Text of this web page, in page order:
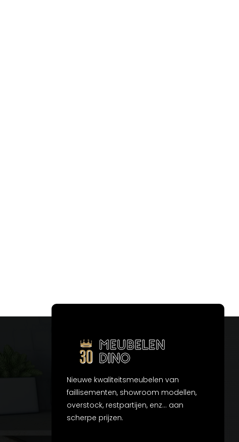
Nieuwe kwaliteitsmeubelen van
faillisementen, showroom modellen,
overstock, restpartijen, enz... aan
scherpe prijzen.